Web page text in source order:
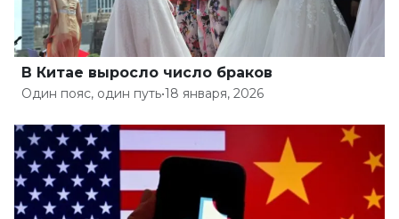
В Китае выросло число браков
Один пояс, один путь•18 января, 2026